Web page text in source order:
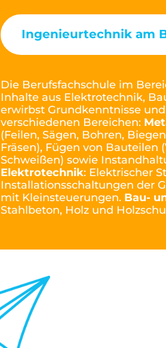
Ingenieurtechnik am
Die Berufsfachschule im
Inhalte aus Elektrotechnik,
erwirbst Grundkenntnisse
verschiedenen Bereichen:
(Feilen, Sägen, Bohren,
Fräsen), Fügen von Bauteilen
Schweißen) sowie
Elektrotechnik: Elektrischer
Installationsschaltungen der
mit Kleinsteuerungen. Bau-
Stahlbeton, Holz und